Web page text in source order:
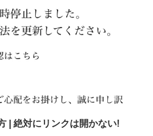
| 絶対にリンクは開かない!